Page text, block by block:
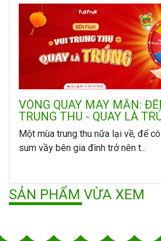
VÒNG QUAY MAY MẮN:
TRUNG THU - QUAY LÀ
Một mùa trung thu nữa lại về, để
sum vầy bên gia đình trở nên t...
SẢN PHẨM VỪA XEM